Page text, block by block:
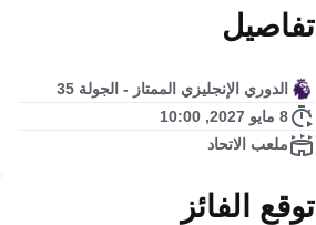
تفاصيل
الدوري الإنجليزي الممتاز - الجولة 35
8 مايو 2027, 10:00
ملعب الاتحاد
توقع الفائز